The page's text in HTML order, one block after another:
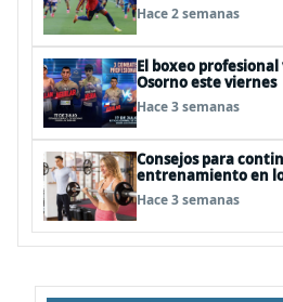
Hace 2 semanas
El boxeo
Osorno este viernes
Hace 3 semanas
Consejos para
entrenamiento en
de invierno
Hace 3 semanas